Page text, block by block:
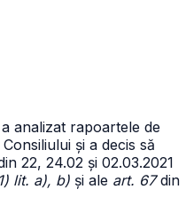
a analizat rapoartele de
și a decis să
22, 24.02 și 02.03.2021
lit. a), b) și ale art. 67din